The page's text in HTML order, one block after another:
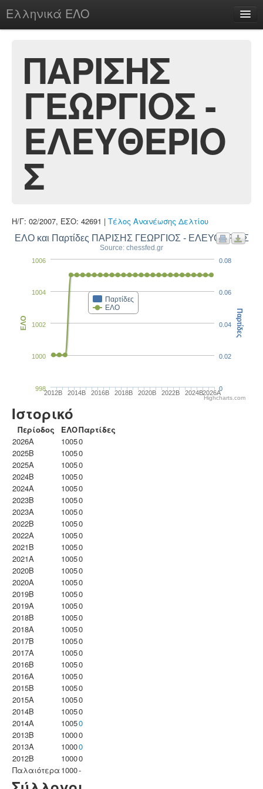
Ελληνικά ΕΛΟ
chesstu.be @ discord
Login
ΠΑΡΙΣΗΣ
ΓΕΩΡΓΙΟΣ -
ΕΛΕΥΘΕΡΙΟ
Σ
Η/Γ: 02/2007, ΕΣΟ: 42691 | Τέλος Ανανέωσης Δελτίου
ΕΛΟ και Παρτίδες ΠΑΡΙΣΗΣ ΓΕΩΡΓΙΟΣ - ΕΛΕΥΘΕΡΙΟΣ
Source: chessfed.gr
Παρτίδες
ΕΛΟ
2012B 2014B 2016B 2018B 2020B 2022B 2024B2026A
1000
1002
1004
1006
998
ΕΛΟ
0
0.02
0.04
0.06
0.08
Παρτίδες
Highcharts.com
Ιστορικό
Περίοδος ΕΛΟΠαρτίδες
2026A
10050
2025B
10050
2025A
10050
2024B
10050
2024A
10050
2023B
10050
2023Α
10050
2022B
10050
2022A
10050
2021B
10050
2021A
10050
2020B
10050
2020A
10050
2019B
10050
2019A
10050
2018B
10050
2018A
10050
2017B
10050
2017A
10050
2016B
10050
2016A
10050
2015B
10050
2015A
10050
2014B
10050
2014A
10050
2013B
10000
2013A
10000
2012B
10000
Παλαιότερα 1000-